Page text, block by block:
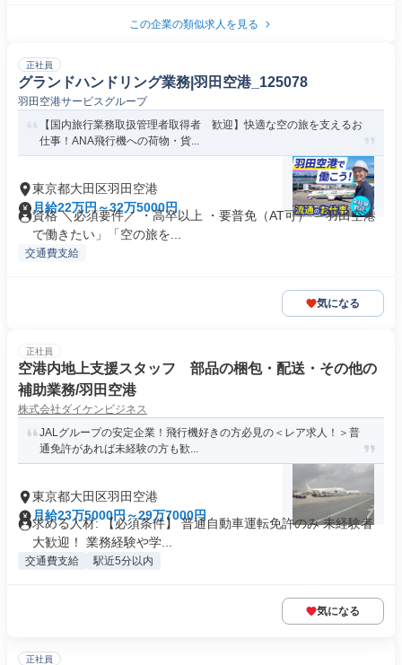
この企業の類似求人を見る
正社員
グランドハンドリング業務|羽田空港_125078
羽田空港サービスグループ
【国内旅行業務取扱管理者取得者 歓迎】快適な空の旅を支えるお
仕事！ANA飛行機への荷物・貨...
東京都大田区羽田空港
月給22万円～32万5000円
資格 ＼必須要件／ ・高卒以上 ・要普免（AT可） 「羽田空港
で働きたい」「空の旅を...
交通費支給
気になる
正社員
空港内地上支援スタッフ 部品の梱包・配送・その他の
補助業務/羽田空港
株式会社ダイケンビジネス
JALグループの安定企業！飛行機好きの方必見の＜レア求人！＞普
通免許があれば未経験の方も歓...
東京都大田区羽田空港
月給23万5000円～29万7000円
求める人材: 【必須条件】 普通自動車運転免許のみ 未経験者
大歓迎！ 業務経験や学...
交通費支給 駅近5分以内
気になる
正社員